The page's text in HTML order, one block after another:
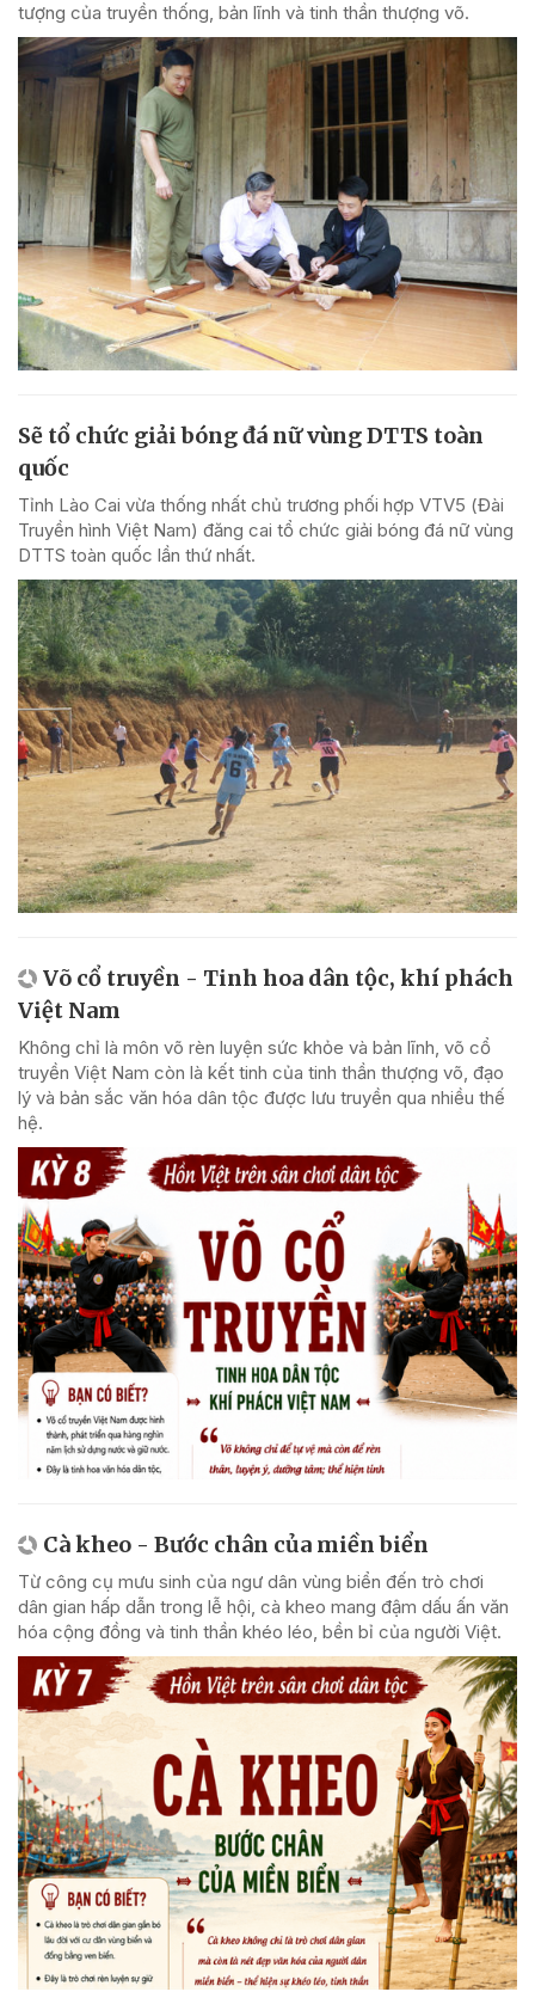
tượng của truyền thống, bản lĩnh và tinh thần thượng võ.
Sẽ tổ chức giải bóng đá nữ vùng DTTS toàn
quốc
Tỉnh Lào Cai vừa thống nhất chủ trương phối hợp VTV5 (Đài
Truyền hình Việt Nam) đăng cai tổ chức giải bóng đá nữ vùng
DTTS toàn quốc lần thứ nhất.
Võ cổ truyền - Tinh hoa dân tộc, khí phách
Việt Nam
Không chỉ là môn võ rèn luyện sức khỏe và bản lĩnh, võ cổ
truyền Việt Nam còn là kết tinh của tinh thần thượng võ, đạo
lý và bản sắc văn hóa dân tộc được lưu truyền qua nhiều thế
hệ.
Cà kheo - Bước chân của miền biển
Từ công cụ mưu sinh của ngư dân vùng biển đến trò chơi
dân gian hấp dẫn trong lễ hội, cà kheo mang đậm dấu ấn văn
hóa cộng đồng và tinh thần khéo léo, bền bỉ của người Việt.